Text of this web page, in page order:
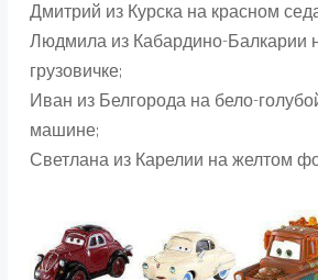
Дмитрий из Курска на красном
Людмила из Кабардино-Балкарии
грузовичке;
Иван из Белгорода на бело-
машине;
Светлана из Карелии на желтом